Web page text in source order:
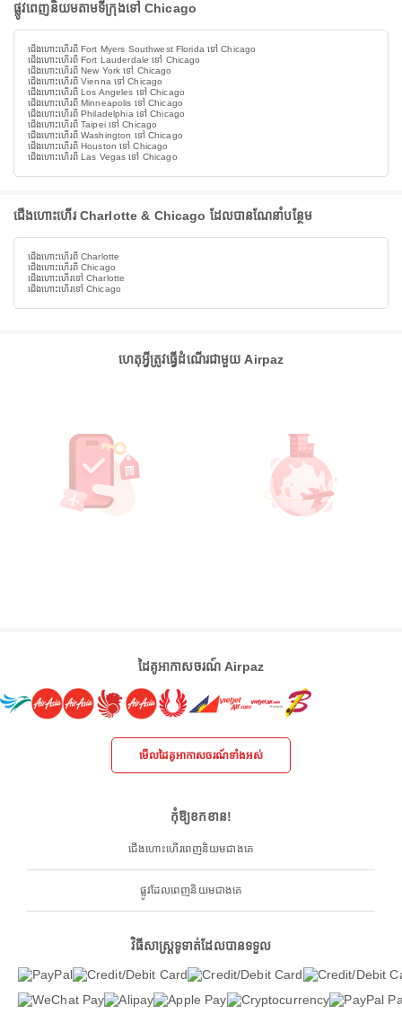
ផ្លូវពេញនិយមតាមទីក្រុងទៅ Chicago
ជើងហោះហើរពី Fort Myers Southwest Florida ទៅ Chicago
ជើងហោះហើរពី Fort Lauderdale ទៅ Chicago
ជើងហោះហើរពី New York ទៅ Chicago
ជើងហោះហើរពី Vienna ទៅ Chicago
ជើងហោះហើរពី Los Angeles ទៅ Chicago
ជើងហោះហើរពី Minneapolis ទៅ Chicago
ជើងហោះហើរពី Philadelphia ទៅ Chicago
ជើងហោះហើរពី Taipei ទៅ Chicago
ជើងហោះហើរពី Washington ទៅ Chicago
ជើងហោះហើរពី Houston ទៅ Chicago
ជើងហោះហើរពី Las Vegas ទៅ Chicago
ជើងហោះហើរ Charlotte & Chicago ដែលបានណែនាំបន្ថែម
ជើងហោះហើរពី Charlotte
ជើងហោះហើរពី Chicago
ជើងហោះហើរទៅ Charlotte
ជើងហោះហើរទៅ Chicago
ហេតុអ្វីត្រូវធ្វើដំណើរជាមួយ Airpaz
ដៃគូអាកាសចរណ៍ Airpaz
មើលដៃគូអាកាសចរណ៍ទាំងអស់
កុំឱ្យខកខាន!
ជើងហោះហើរពេញនិយមជាងគេ
ផ្លូវដែលពេញនិយមជាងគេ
វិធីសាស្ត្រទូទាត់ដែលបានទទួល